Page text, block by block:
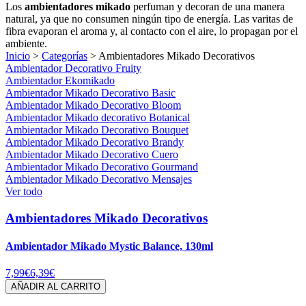
Los ambientadores mikado perfuman y decoran de una manera
natural, ya que no consumen ningún tipo de energía. Las varitas de
fibra evaporan el aroma y, al contacto con el aire, lo propagan por el
ambiente.
Inicio > Categorías > Ambientadores Mikado Decorativos
Ambientador Decorativo Fruity
Ambientador Ekomikado
Ambientador Mikado Decorativo Basic
Ambientador Mikado Decorativo Bloom
Ambientador Mikado decorativo Botanical
Ambientador Mikado Decorativo Bouquet
Ambientador Mikado Decorativo Brandy
Ambientador Mikado Decorativo Cuero
Ambientador Mikado Decorativo Gourmand
Ambientador Mikado Decorativo Mensajes
Ver todo
Ambientadores Mikado Decorativos
Ambientador Mikado Mystic Balance, 130ml
7,99€6,39€
AÑADIR AL CARRITO